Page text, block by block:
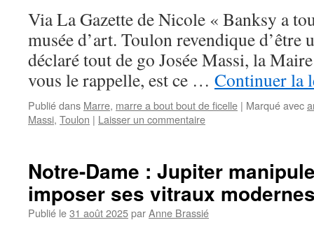
Via La Gazette de Nicole « Banksy a
musée d’art. Toulon revendique d’être
déclaré tout de go Josée Massi, la
vous le rappelle, est ce … Continuer la
Publié dans Marre, marre a bout bout de ficelle | Marqué avec
Massi, Toulon | Laisser un commentaire
Notre-Dame : Jupiter
imposer ses vitraux
Publié le31 août 2025parAnne Brassié